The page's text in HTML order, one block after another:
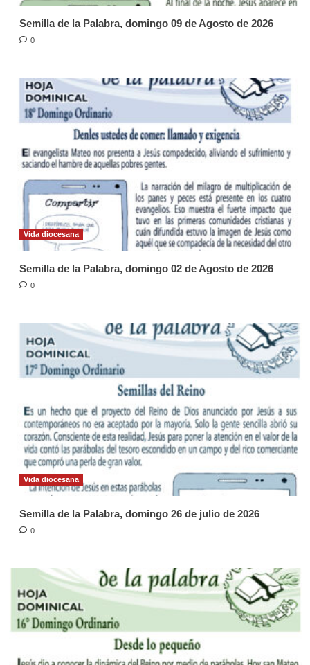
Semilla de la Palabra, domingo 09 de Agosto de 2026
0
Vida diocesana
Semilla de la Palabra, domingo 02 de Agosto de 2026
0
Vida diocesana
Semilla de la Palabra, domingo 26 de julio de 2026
0